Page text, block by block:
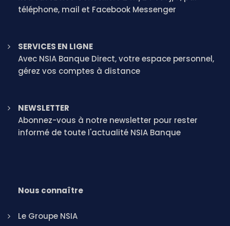
téléphone, mail et Facebook Messenger
SERVICES EN LIGNE
Avec NSIA Banque Direct, votre espace personnel,
gérez vos comptes à distance
NEWSLETTER
Abonnez-vous à notre newsletter pour rester
informé de toute l'actualité NSIA Banque
Nous connaître
Le Groupe NSIA